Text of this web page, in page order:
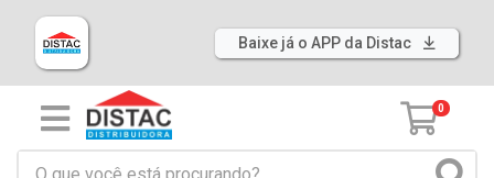
Baixe já o APP da Distac
0